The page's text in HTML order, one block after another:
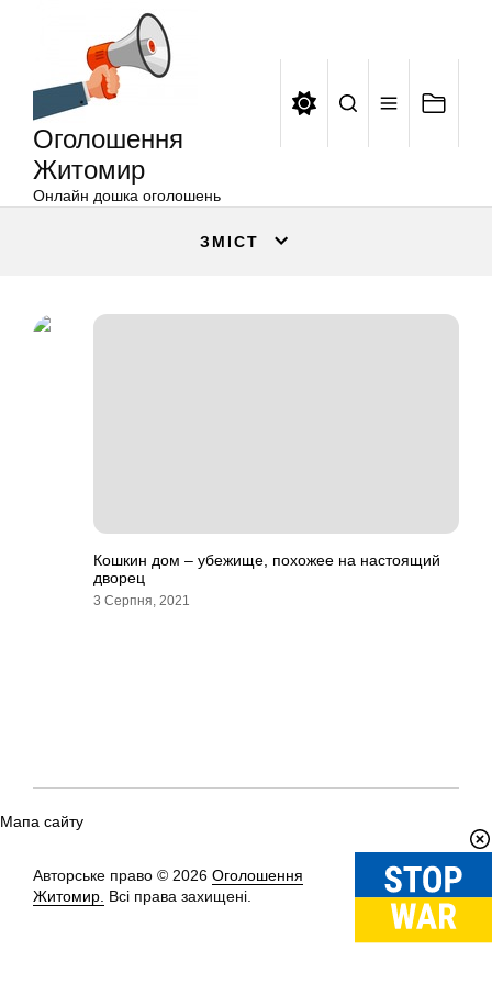
Оголошення
Житомир
Онлайн дошка оголошень
ЗМІСТ
Кошкин дом – убежище, похожее на настоящий
дворец
3 Серпня, 2021
Мапа сайту
Авторське право © 2026 Оголошення
Житомир. Всі права захищені.
Вгору↑